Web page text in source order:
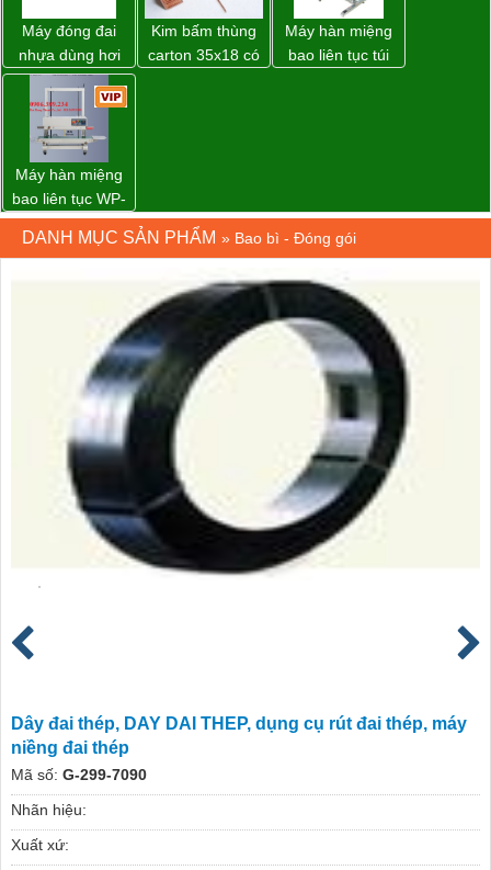
Máy đóng đai
nhựa dùng hơi
khí nén WP-20
Kim bấm thùng
carton 35x18 có
Máy hàn miệng
bao liên tục túi
Máy hàn miệng
bao liên tục WP-
1200V chính
hãng giá tốt
DANH MỤC SẢN PHẨM » Bao bì - Đóng gói
Dây đai thép, DAY DAI THEP, dụng cụ rút đai thép, máy
niềng đai thép
Mã số: G-299-7090
Nhãn hiệu:
Xuất xứ: